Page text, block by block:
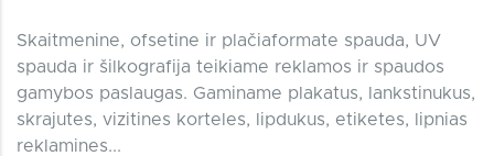
Skaitmenine, ofsetine ir plačiaformate spauda, UV
spauda ir šilkografija teikiame reklamos ir spaudos
gamybos paslaugas. Gaminame plakatus, lankstinukus,
skrajutes, vizitines korteles, lipdukus, etiketes, lipnias
reklamines...